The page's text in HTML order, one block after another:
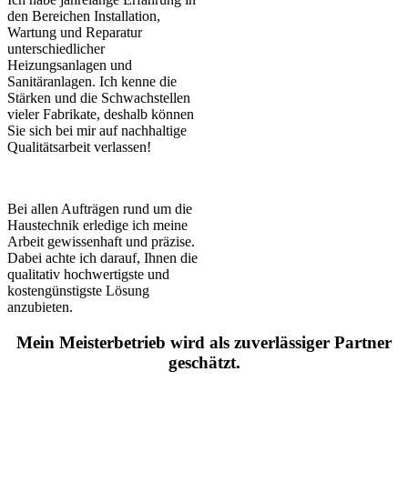
den Bereichen Installation,
Wartung und Reparatur
unterschiedlicher
Heizungsanlagen und
Sanitäranlagen. Ich kenne die
Stärken und die Schwachstellen
vieler Fabrikate, deshalb können
Sie sich bei mir auf nachhaltige
Qualitätsarbeit verlassen!
Bei allen Aufträgen rund um die
Haustechnik erledige ich meine
Arbeit gewissenhaft und präzise.
Dabei achte ich darauf, Ihnen die
qualitativ hochwertigste und
kostengünstigste Lösung
anzubieten.
Mein Meisterbetrieb wird als zuverlässiger Partner
geschätzt.